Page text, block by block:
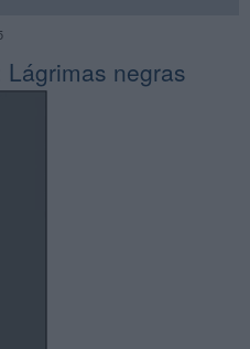
​Lágrimas negras